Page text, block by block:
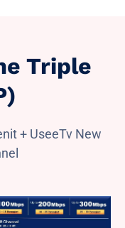
Triple
+ UseeTv New